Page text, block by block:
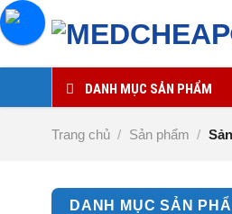
Chuyển
đến
DANH MỤC SẢN PHẨM
Trang chủ / Sản phẩm /
DANH MỤC SẢN